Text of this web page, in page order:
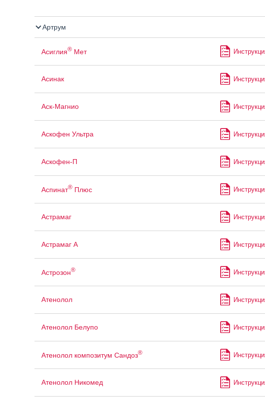
Артрум
Асиглия®Мет
Асинак
Аск-Магнио
Аскофен Ультра
Аскофен-П
Аспинат®Плюс
Астрамаг
Астрамаг А
Астрозон®
Атенолол
Атенолол Белупо
Атенолол композитум Сандоз®
Атенолол Никомед